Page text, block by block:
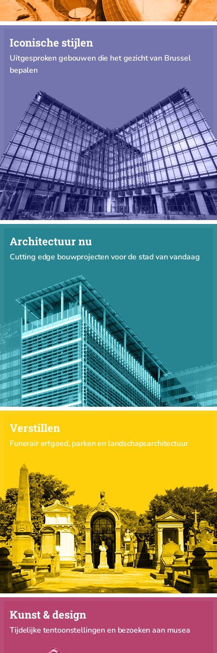
Iconische stijlen
Uitgesproken gebouwen die het gezicht van Brussel
bepalen
Architectuur nu
Cutting edge bouwprojecten voor de stad van vandaag
Verstillen
Funerair erfgoed, parken en landschapsarchitectuur
Kunst & design
Tijdelijke tentoonstellingen en bezoeken aan musea